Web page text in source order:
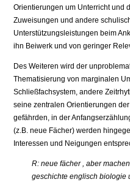
Orientierungen um Unterricht und
Zuweisungen und andere
Unterstützungsleistungen beim
ihn Beiwerk und von geringer
Des Weiteren wird der
Thematisierung von marginalen
Schließfachsystem, andere
seine zentralen Orientierungen
gefährden, in der
(z.B. neue Fächer) werden
Interessen und Neigungen
R: neue fächer , aber
geschichte englisch biologie